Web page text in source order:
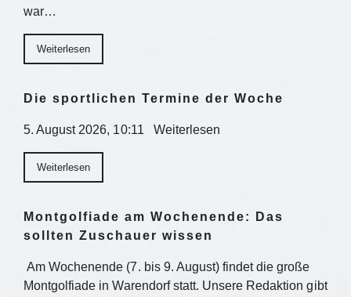
war…
Weiterlesen
Die sportlichen Termine der Woche
5. August 2026, 10:11 Weiterlesen
Weiterlesen
Montgolfiade am Wochenende: Das
sollten Zuschauer wissen
Am Wochenende (7. bis 9. August) findet die große
Montgolfiade in Warendorf statt. Unsere Redaktion gibt